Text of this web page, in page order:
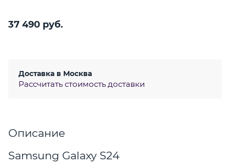
37 490 руб.
Доставка в Москва
Рассчитать стоимость доставки
Описание
Samsung Galaxy S24